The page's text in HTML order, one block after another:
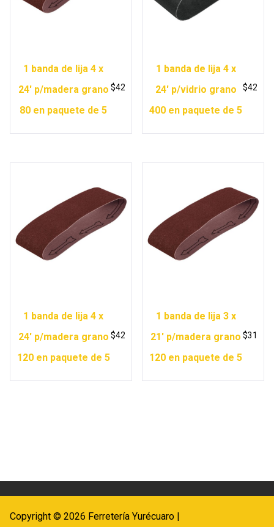
1 banda de lija 4 x
24′ p/madera grano
80 en paquete de 5
$42
1 banda de lija 4 x
24′ p/vidrio grano
400 en paquete de 5
$42
1 banda de lija 4 x
24′ p/madera grano
120 en paquete de 5
$42
1 banda de lija 3 x
21′ p/madera grano
120 en paquete de 5
$31
Copyright © 2026 Ferretería Yurécuaro |